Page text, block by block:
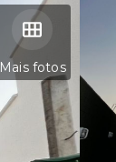
Mais fotos